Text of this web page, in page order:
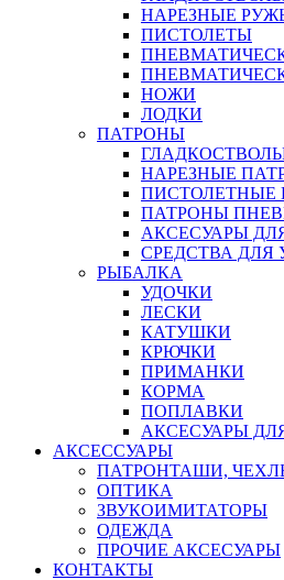
НАРЕЗНЫЕ
ПИСТОЛЕТЫ
НОЖИ
ЛОДКИ
ПАТРОНЫ
НАРЕЗНЫЕ
ПИСТОЛЕТНЫЕ
ПАТРОНЫ
АКСЕСУАРЫ
СРЕДСТВА ДЛЯ
РЫБАЛКА
УДОЧКИ
ЛЕСКИ
КАТУШКИ
КРЮЧКИ
ПРИМАНКИ
КОРМА
ПОПЛАВКИ
АКСЕСУАРЫ
АКСЕССУАРЫ
ПАТРОНТАШИ,
ОПТИКА
ЗВУКОИМИТАТОРЫ
ОДЕЖДА
ПРОЧИЕ АКСЕСУАРЫ
КОНТАКТЫ